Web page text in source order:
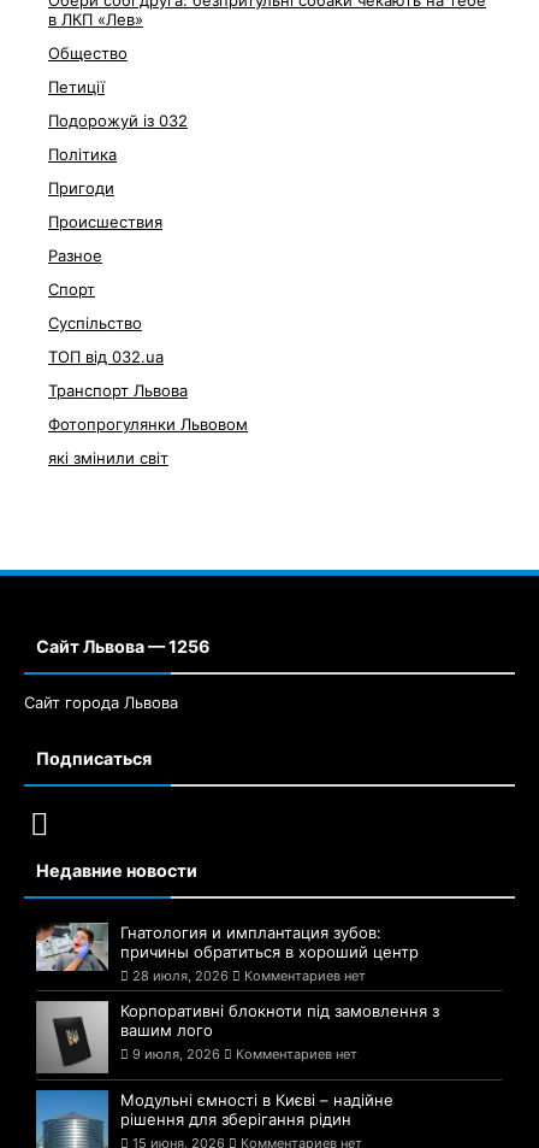
в ЛКП «Лев»
Общество
Петиції
Подорожуй із 032
Політика
Пригоди
Происшествия
Разное
Спорт
Суспільство
ТОП від 032.ua
Транспорт Львова
Фотопрогулянки Львовом
які змінили світ
Сайт Львова — 1256
Сайт города Львова
Подписаться
Недавние новости
Гнатология и имплантация зубов:
причины обратиться в хороший центр
28 июля, 2026 Комментариев нет
Корпоративні блокноти під замовлення з
вашим лого
9 июля, 2026 Комментариев нет
Модульні ємності в Києві – надійне
рішення для зберігання рідин
15 июня, 2026 Комментариев нет